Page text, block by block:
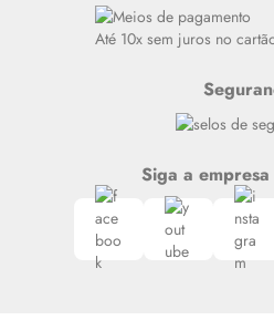
Siga nosso canal no Whatsapp
Até 10x sem juros no
Siga a